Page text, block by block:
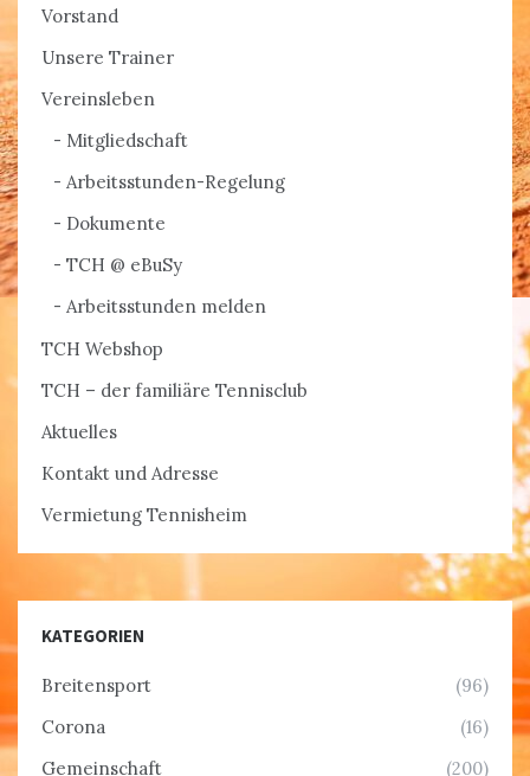
Vorstand
Unsere Trainer
Vereinsleben
Mitgliedschaft
Arbeitsstunden-Regelung
Dokumente
TCH @ eBuSy
Arbeitsstunden melden
TCH Webshop
TCH – der familiäre Tennisclub
Aktuelles
Kontakt und Adresse
Vermietung Tennisheim
KATEGORIEN
Breitensport
(96)
Corona
(16)
Gemeinschaft
(200)